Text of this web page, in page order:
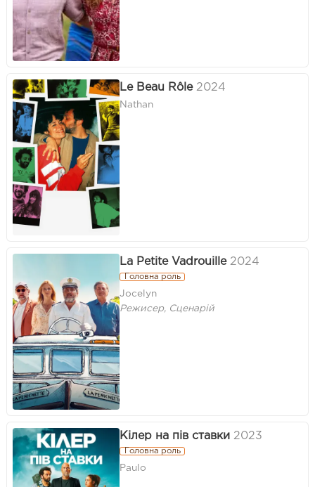
Le Beau Rôle 2024
Nathan
La Petite Vadrouille 2024
Головна роль
Jocelyn
Режисер, Сценарій
Кілер на пів ставки 2023
Головна роль
Paulo